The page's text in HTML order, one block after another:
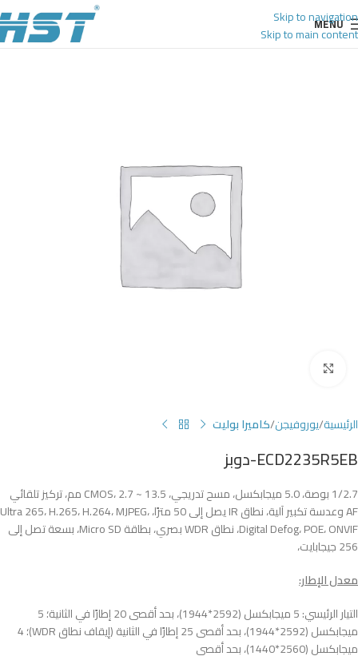
Skip to navigation
Skip to main content
MENU
الرئيسية يوروفيجن كاميرا بوليت
ECD2235R5EB-دوبز
1/2.7 بوصة، 5.0 ميجابكسل، مسح تدريجي، CMOS، 2.7 ~ 13.5 مم، تركيز تلقائي
AF وعدسة تكبير آلية، نطاق IR يصل إلى 50 مترًا، Ultra 265، H.265، H.264، MJPEG،
Digital Defog، POE، ONVIF، نطاق WDR بصري، بطاقة Micro SD، بسعة تصل إلى
256 جيجابايت،
معدل الإطار:
التيار الرئيسي: 5 ميجابكسل (2592*1944)، بحد أقصى 20 إطارًا في الثانية؛ 5
ميجابكسل (2592*1944)، بحد أقصى 25 إطارًا في الثانية (إيقاف نطاق WDR)؛ 4
ميجابكسل (2560*1440)، بحد أقصى